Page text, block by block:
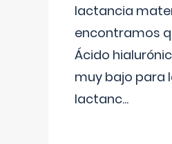
lactancia
encontramos
Ácido
muy bajo para
lactanc...